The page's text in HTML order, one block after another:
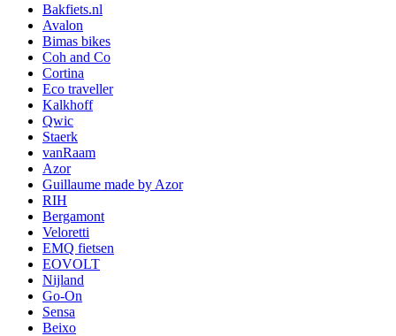
Bakfiets.nl
Avalon
Bimas bikes
Coh and Co
Cortina
Eco traveller
Kalkhoff
Qwic
Staerk
vanRaam
Azor
Guillaume made by Azor
RIH
Bergamont
Veloretti
EMQ fietsen
EOVOLT
Nijland
Go-On
Sensa
Beixo